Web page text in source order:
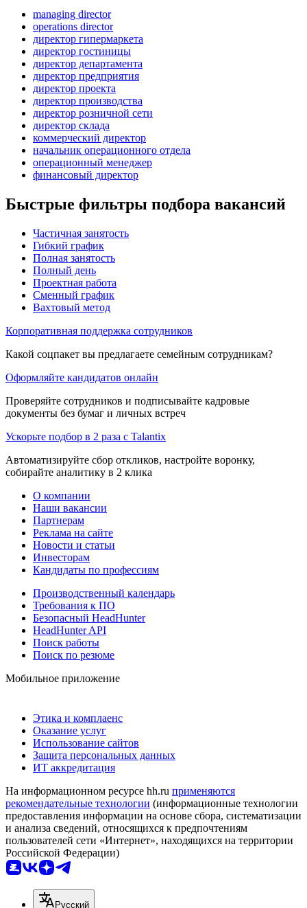
managing director
operations director
директор гипермаркета
директор гостиницы
директор департамента
директор предприятия
директор проекта
директор производства
директор розничной сети
директор склада
коммерческий директор
начальник операционного отдела
операционный менеджер
финансовый директор
Быстрые фильтры подбора вакансий
Частичная занятость
Гибкий график
Полная занятость
Полный день
Проектная работа
Сменный график
Вахтовый метод
Корпоративная поддержка сотрудников
Какой соцпакет вы предлагаете семейным сотрудникам?
Оформляйте кандидатов онлайн
Проверяйте сотрудников и подписывайте кадровые
документы без бумаг и личных встреч
Ускорьте подбор в 2 раза с Talantix
Автоматизируйте сбор откликов, настройте воронку,
собирайте аналитику в 2 клика
О компании
Наши вакансии
Партнерам
Реклама на сайте
Новости и статьи
Инвесторам
Кандидаты по профессиям
Производственный календарь
Требования к ПО
Безопасный HeadHunter
HeadHunter API
Поиск работы
Поиск по резюме
Мобильное приложение
Этика и комплаенс
Оказание услуг
Использование сайтов
Защита персональных данных
ИТ аккредитация
На информационном ресурсе hh.ru применяются
рекомендательные технологии (информационные технологии
предоставления информации на основе сбора, систематизации
и анализа сведений, относящихся к предпочтениям
пользователей сети «Интернет», находящихся на территории
Российской Федерации)
Русский